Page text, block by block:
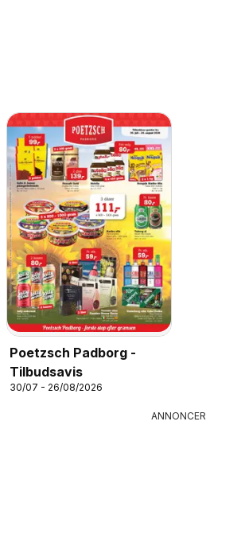
Poetzsch Padborg -
Tilbudsavis
30/07 - 26/08/2026
ANNONCER